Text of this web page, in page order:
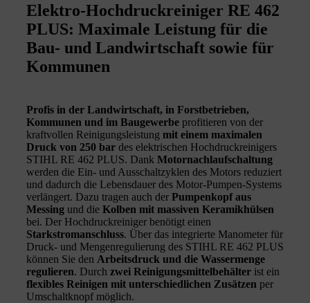
Elektro-Hochdruckreiniger RE 462
PLUS: Maximale Leistung für die
Bau- und Landwirtschaft sowie für
Kommunen
Profis in der Landwirtschaft, in Forstbetrieben,
Kommunen und im Baugewerbe profitieren von der
kraftvollen Reinigungsleistung mit einem maximalen
Druck von 250 bar des elektrischen Hochdruckreinigers
STIHL RE 462 PLUS. Dank Motornachlaufschaltung
werden die Ein- und Ausschaltzyklen des Motors reduziert
und dadurch die Lebensdauer des Motor-Pumpen-Systems
verlängert. Dazu tragen auch der Pumpenkopf aus
Messing und die Kolben mit massiven Keramikhülsen
bei. Der Hochdruckreiniger benötigt einen
Starkstromanschluss. Über das integrierte Manometer für
Druck- und Mengenregulierung des STIHL RE 462 PLUS
können Sie den Arbeitsdruck und die Wassermenge
regulieren. Durch zwei Reinigungsmittelbehälter ist ein
flexibles Reinigen mit unterschiedlichen Zusätzen per
Umschaltknopf möglich.